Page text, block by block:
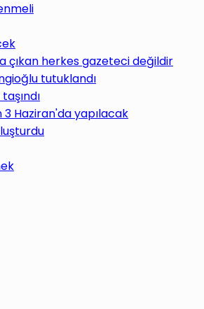
çıkan herkes gazeteci değildir
tutuklandı
3 Haziran'da yapılacak